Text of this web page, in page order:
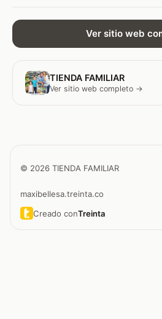
Ver sitio web
TIENDA FAMILIAR
Ver sitio web completo →
© 2026 TIENDA FAMILIAR
maxibellesa.treinta.co
Creado conTreinta